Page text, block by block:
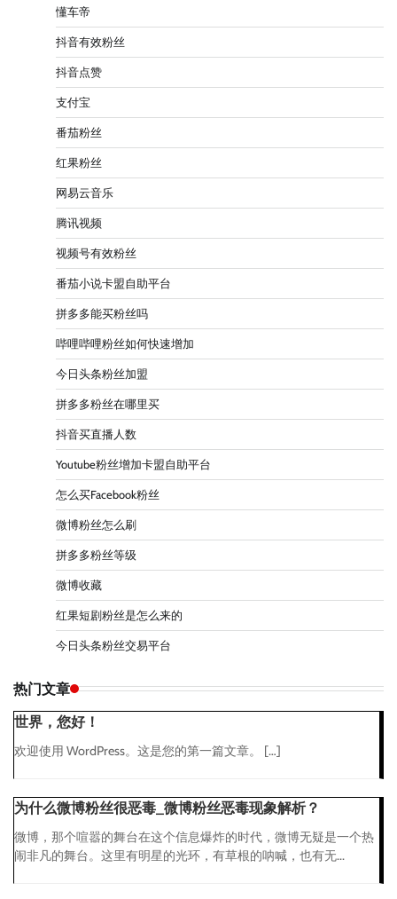
懂车帝
抖音有效粉丝
抖音点赞
支付宝
番茄粉丝
红果粉丝
网易云音乐
腾讯视频
视频号有效粉丝
番茄小说卡盟自助平台
拼多多能买粉丝吗
哔哩哔哩粉丝如何快速增加
今日头条粉丝加盟
拼多多粉丝在哪里买
抖音买直播人数
Youtube粉丝增加卡盟自助平台
怎么买Facebook粉丝
微博粉丝怎么刷
拼多多粉丝等级
微博收藏
红果短剧粉丝是怎么来的
今日头条粉丝交易平台
热门文章
世界，您好！
欢迎使用 WordPress。这是您的第一篇文章。 […]
为什么微博粉丝很恶毒_微博粉丝恶毒现象解析？
微博，那个喧嚣的舞台在这个信息爆炸的时代，微博无疑是一个热
闹非凡的舞台。这里有明星的光环，有草根的呐喊，也有无...